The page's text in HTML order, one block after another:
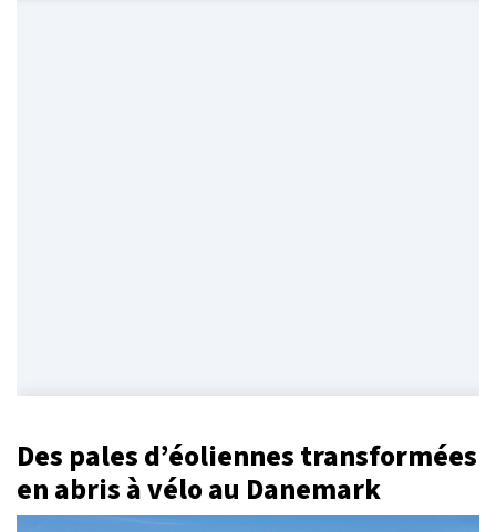
Des pales d’éoliennes transformées
en abris à vélo au Danemark